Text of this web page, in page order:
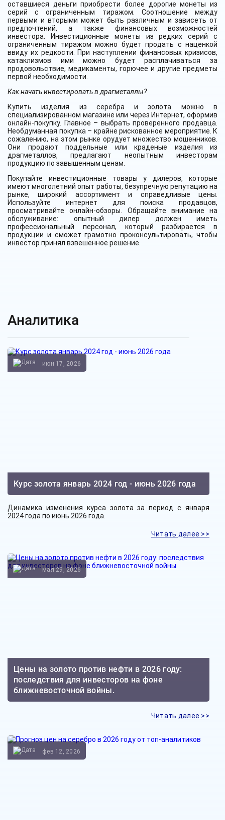
Аналитика
Курс золота январь 2024 год - июнь 2026 года
июн 17, 2026
Динамика изменения курса золота за период с января
2024 года по июнь 2026 года.
Читать далее >>
Цены на золото против нефти в 2026 году:
последствия для инвесторов на фоне
ближневосточной войны.
мая 29, 2026
Читать далее >>
фев 12, 2026
оставшиеся деньги приобрести более дорогие монеты из
серий с ограниченным тиражом. Соотношение между
первыми и вторыми может быть различным и зависеть от
предпочтений, а также финансовых возможностей
инвестора. Инвестиционные монеты из редких серий с
ограниченным тиражом можно будет продать с наценкой
ввиду их редкости. При наступлении финансовых кризисов,
катаклизмов ими можно будет расплачиваться за
продовольствие, медикаменты, горючее и другие предметы
первой необходимости.
Как начать инвестировать в драгметаллы?
Купить изделия из серебра и золота можно в
специализированном магазине или через Интернет, оформив
онлайн-покупку. Главное – выбрать проверенного продавца.
Необдуманная покупка – крайне рискованное мероприятие. К
сожалению, на этом рынке орудует множество мошенников.
Они продают поддельные или краденые изделия из
драгметаллов, предлагают неопытным инвесторам
продукцию по завышенным ценам.
Покупайте инвестиционные товары у дилеров, которые
имеют многолетний опыт работы, безупречную репутацию на
рынке, широкий ассортимент и справедливые цены.
Используйте интернет для поиска продавцов,
просматривайте онлайн-обзоры. Обращайте внимание на
обслуживание: опытный дилер должен иметь
профессиональный персонал, который разбирается в
продукции и сможет грамотно проконсультировать,чтобы
инвестор принял взвешенное решение.